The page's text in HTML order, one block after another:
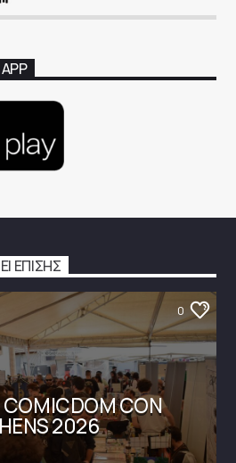
ΕΠΊΣΗΣ
0
COMICDOM CON
2026